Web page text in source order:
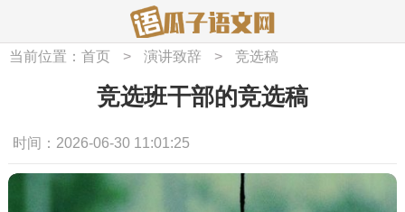
当前位置： 首页 > 演讲致辞 > 竞选稿
竞选班干部的竞选稿
时间：2026-06-30 11:01:25